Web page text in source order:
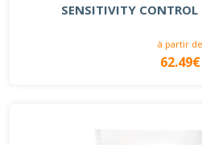
SENSITIVITY CONTROL
à partir de
62.49€